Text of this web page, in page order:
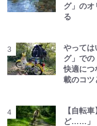
グ」のオ
る
やっては
グ」での
快適につ
載のコツ
【自転
ど……」